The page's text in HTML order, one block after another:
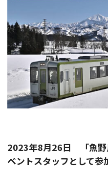
2023年8月26日 「魚野
ベントスタッフとして参